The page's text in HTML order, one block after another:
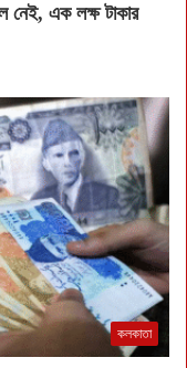
নেই, এক লক্ষ টাকার
কলকাতা